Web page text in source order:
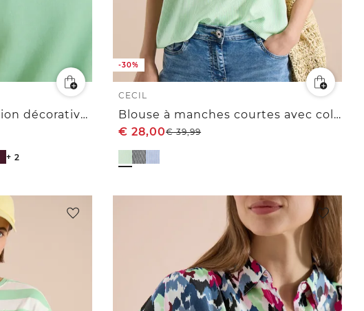
T-shirt col V avec finition décorative ajourée
+ 2
-30%
CECIL
Blouse à manches courtes avec col fendu et rayures
€ 28,00€39,99